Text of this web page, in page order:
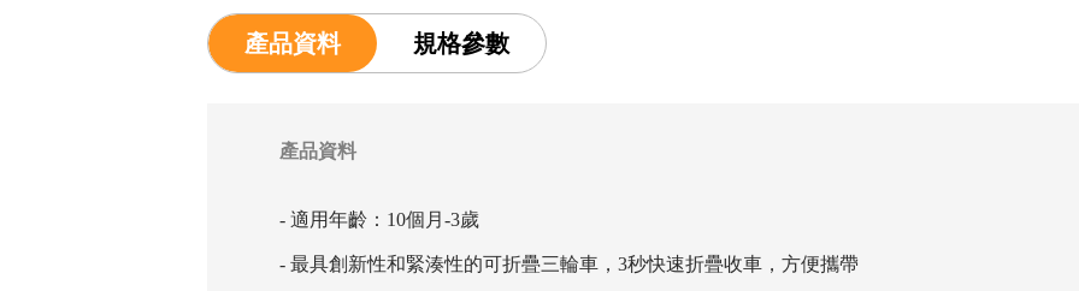
產品資料 規格參數
產品資料
- 適用年齡：10個月-3歲
- 最具創新性和緊湊性的可折疊三輪車，3秒快速折疊收車，方便攜帶